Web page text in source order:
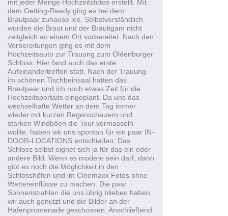
mit jeder Menge Hochzeitsfotos erstellt. Mit
dem Getting-Ready ging es bei dem
Brautpaar zuhause los. Selbstverständlich
wurden die Braut und der Bräutigam nicht
zeitgleich an einem Ort vorbereitet. Nach den
Vorbereitungen ging es mit dem
Hochzeitsauto zur Trauung zum Oldenburger
Schloss. Hier fand auch das erste
Aufeinandertreffen statt. Nach der Trauung
im schönen Tischbeinsaal hatten das
Brautpaar und ich noch etwas Zeit für die
Hochzeitsportaits eingeplant. Da uns das
wechselhafte Wetter an dem Tag immer
wieder mit kurzen Regenschauern und
starken Windböen die Tour vermasseln
wollte, haben wir uns spontan für ein paar IN-
DOOR-LOCATIONS entschieden: Das
Schloss selbst eignet sich ja für das ein oder
andere Bild. Wenn es modern sein darf, dann
gibt es noch die Möglichkeit in den
Schlosshöfen und im Cinemaxx Fotos ohne
Wettereinflüsse zu machen. Die paar
Sonnenstrahlen die uns übrig blieben haben
wir auch genutzt und die Bilder an der
Hafenpromenade geschossen. Anschließend